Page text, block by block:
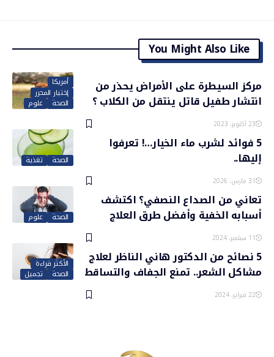
You Might Also Like
أمريكا
إختيار المحرر
الصحة
علوم
مركز السيطرة على الأمراض يحذر من
انتشار طفيل قاتل ينتقل من الكلاب ؟
23 أكتوبر، 2023
الصحة تغذية
5 فوائد لشرب ماء الخيار…! تعرفوا
إليها..
31 مارس، 2026
الصحة علوم
تعاني من الصداع النصفي؟ اكتشف
أسبابه الخفية وأفضل طرق العلاج
11 سبتمبر، 2024
الأكثر قراءة
الصحة
تجميل
5 نصائح من الدكتور هاني الناظر لعلاج
مشاكل الشعر.. تمنع الجفاف والتساقط
22 فبراير، 2024